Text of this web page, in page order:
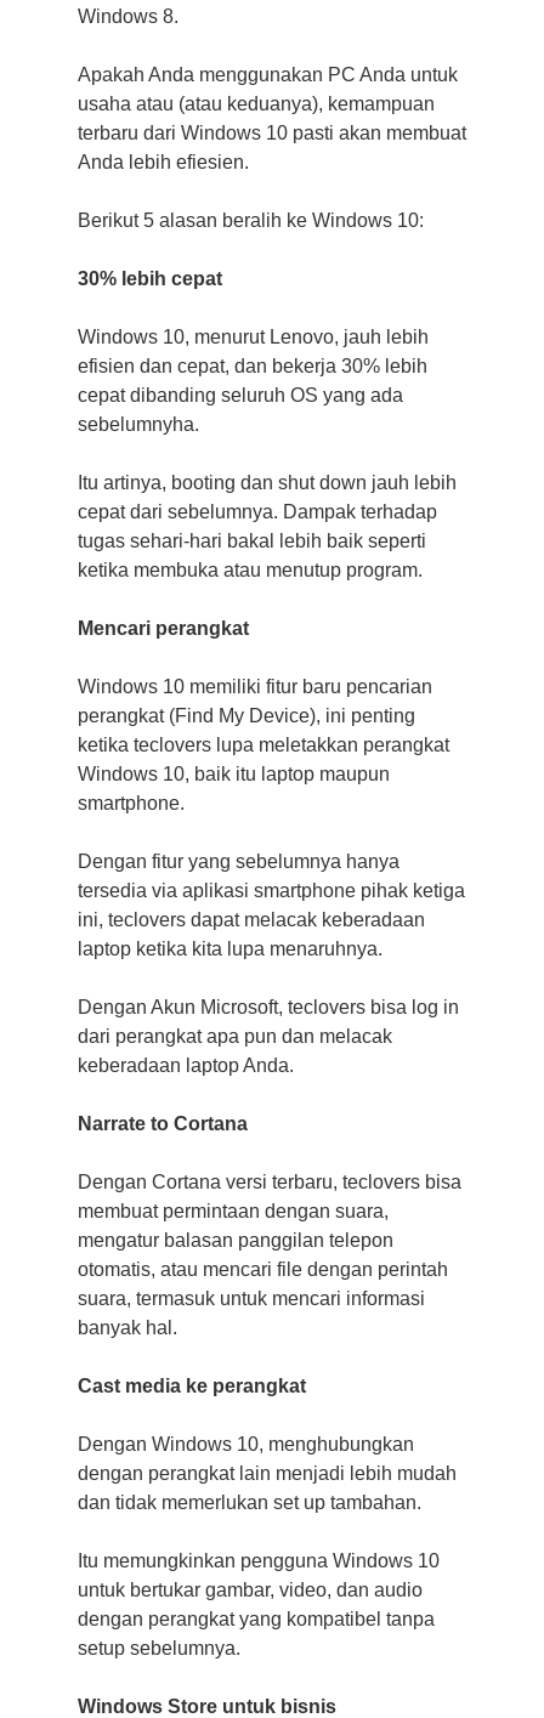
Windows 8.
Apakah Anda menggunakan PC Anda untuk
usaha atau (atau keduanya), kemampuan
terbaru dari Windows 10 pasti akan membuat
Anda lebih efiesien.
Berikut 5 alasan beralih ke Windows 10:
30% lebih cepat
Windows 10, menurut Lenovo, jauh lebih
efisien dan cepat, dan bekerja 30% lebih
cepat dibanding seluruh OS yang ada
sebelumnyha.
Itu artinya, booting dan shut down jauh lebih
cepat dari sebelumnya. Dampak terhadap
tugas sehari-hari bakal lebih baik seperti
ketika membuka atau menutup program.
Mencari perangkat
Windows 10 memiliki fitur baru pencarian
perangkat (Find My Device), ini penting
ketika teclovers lupa meletakkan perangkat
Windows 10, baik itu laptop maupun
smartphone.
Dengan fitur yang sebelumnya hanya
tersedia via aplikasi smartphone pihak ketiga
ini, teclovers dapat melacak keberadaan
laptop ketika kita lupa menaruhnya.
Dengan Akun Microsoft, teclovers bisa log in
dari perangkat apa pun dan melacak
keberadaan laptop Anda.
Narrate to Cortana
Dengan Cortana versi terbaru, teclovers bisa
membuat permintaan dengan suara,
mengatur balasan panggilan telepon
otomatis, atau mencari file dengan perintah
suara, termasuk untuk mencari informasi
banyak hal.
Cast media ke perangkat
Dengan Windows 10, menghubungkan
dengan perangkat lain menjadi lebih mudah
dan tidak memerlukan set up tambahan.
Itu memungkinkan pengguna Windows 10
untuk bertukar gambar, video, dan audio
dengan perangkat yang kompatibel tanpa
setup sebelumnya.
Windows Store untuk bisnis